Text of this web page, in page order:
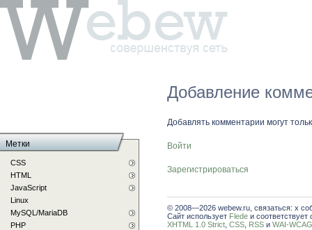
Добавление
Добавлять комментарии могут
Войти
Зарегистрироваться
© 2008—2026 webew.ru, связаться: x
Сайт использует Flede и соответствует
XHTML 1.0 Strict CSS RSS и WAI-
Метки
CSS
HTML
JavaScript
Linux
MySQL/MariaDB
PHP